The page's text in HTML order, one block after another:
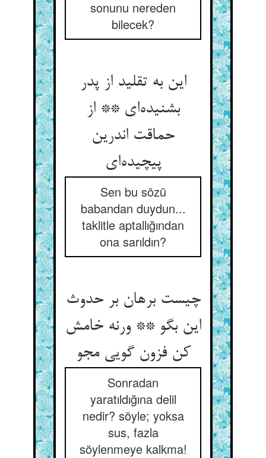
sonunu nereden
bilecek?
این به تقلید از پدر
بشنیده‌ای ** از
حماقت اندرین
پیچیده‌ای
Sen bu sözü
babandan duydun...
taklitle aptallığından
ona sarıldın?
چیست برهان بر حدوث
این بگو ** ورنه خامش
کن فزون گویی مجو
Sonradan
yaratıldığına delil
nedir? söyle; yoksa
sus, fazla
söylenmeye kalkma!